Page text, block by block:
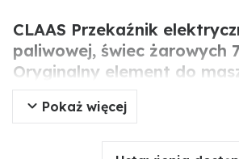
CLAAS Przekaźnik
paliwowej, świec żarowych
Oryginalny element do
CLAAS/Renault.
Pokaż więcej